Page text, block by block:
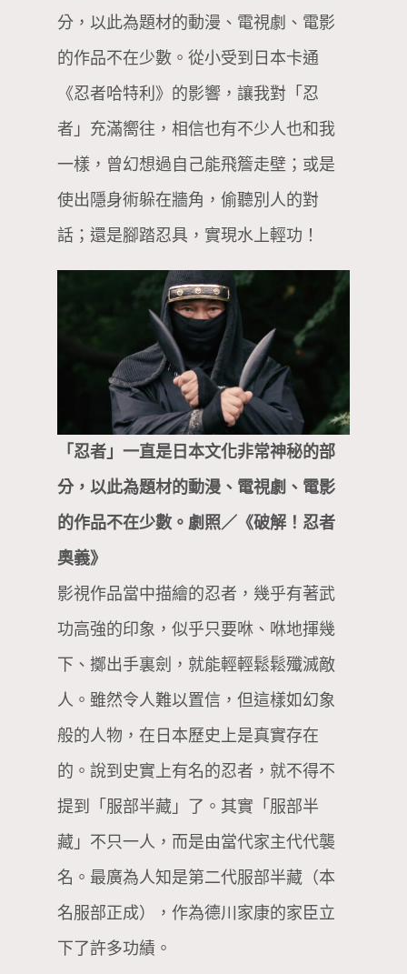
分，以此為題材的動漫、電視劇、電影
的作品不在少數。從小受到日本卡通
《忍者哈特利》的影響，讓我對「忍
者」充滿嚮往，相信也有不少人也和我
一樣，曾幻想過自己能飛簷走壁；或是
使出隱身術躲在牆角，偷聽別人的對
話；還是腳踏忍具，實現水上輕功！
「忍者」一直是日本文化非常神秘的部
分，以此為題材的動漫、電視劇、電影
的作品不在少數。劇照／《破解！忍者
奧義》
影視作品當中描繪的忍者，幾乎有著武
功高強的印象，似乎只要咻、咻地揮幾
下、擲出手裏劍，就能輕輕鬆鬆殲滅敵
人。雖然令人難以置信，但這樣如幻象
般的人物，在日本歷史上是真實存在
的。說到史實上有名的忍者，就不得不
提到「服部半藏」了。其實「服部半
藏」不只一人，而是由當代家主代代襲
名。最廣為人知是第二代服部半藏（本
名服部正成），作為德川家康的家臣立
下了許多功績。